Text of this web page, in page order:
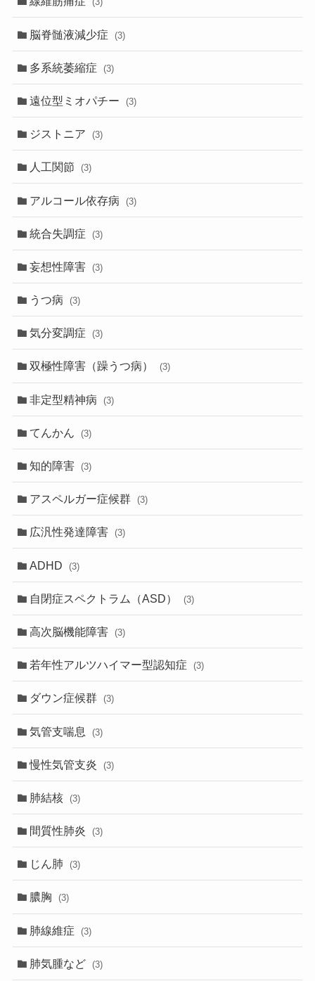
脳脊髄液減少症 (3)
多系統萎縮症 (3)
遠位型ミオパチー (3)
ジストニア (3)
人工関節 (3)
アルコール依存病 (3)
統合失調症 (3)
妄想性障害 (3)
うつ病 (3)
気分変調症 (3)
双極性障害（躁うつ病） (3)
非定型精神病 (3)
てんかん (3)
知的障害 (3)
アスペルガー症候群 (3)
広汎性発達障害 (3)
ADHD (3)
自閉症スペクトラム（ASD） (3)
高次脳機能障害 (3)
若年性アルツハイマー型認知症 (3)
ダウン症候群 (3)
気管支喘息 (3)
慢性気管支炎 (3)
肺結核 (3)
間質性肺炎 (3)
じん肺 (3)
膿胸 (3)
肺線維症 (3)
肺気腫など (3)